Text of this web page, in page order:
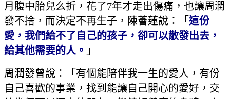
月腹中胎兒么折，花了7年才走出傷痛，也讓周潤
發不捨，而決定不再生子，陳薈蓮說：「 這份
愛，我們給不了自己的孩子，卻可以散發出去，
給其他需要的人。 」
周潤發曾說：「有個能陪伴我一生的愛人，有份
自己喜歡的事業，找到能讓自己開心的愛好，交